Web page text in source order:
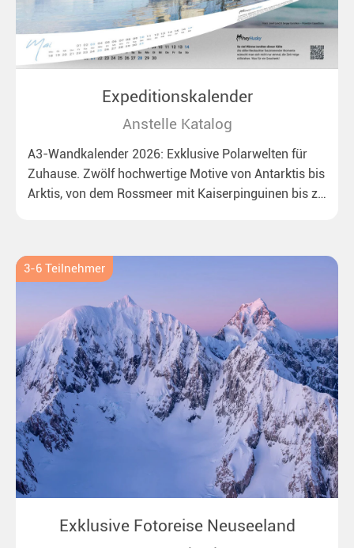
Expeditionskalender
Anstelle Katalog
A3-Wandkalender 2026: Exklusive Polarwelten für
Zuhause. Zwölf hochwertige Motive von Antarktis bis
Arktis, von dem Rossmeer mit Kaiserpinguinen bis zu
3-6 Teilnehmer
Exklusive Fotoreise Neuseeland